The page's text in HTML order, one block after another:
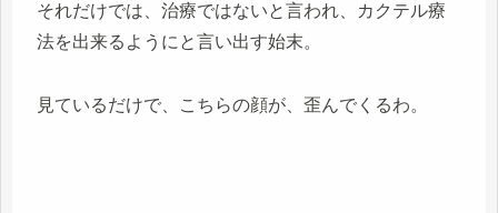
それだけでは、治療ではないと言われ、カクテル療
法を出来るようにと言い出す始末。
見ているだけで、こちらの顔が、歪んでくるわ。